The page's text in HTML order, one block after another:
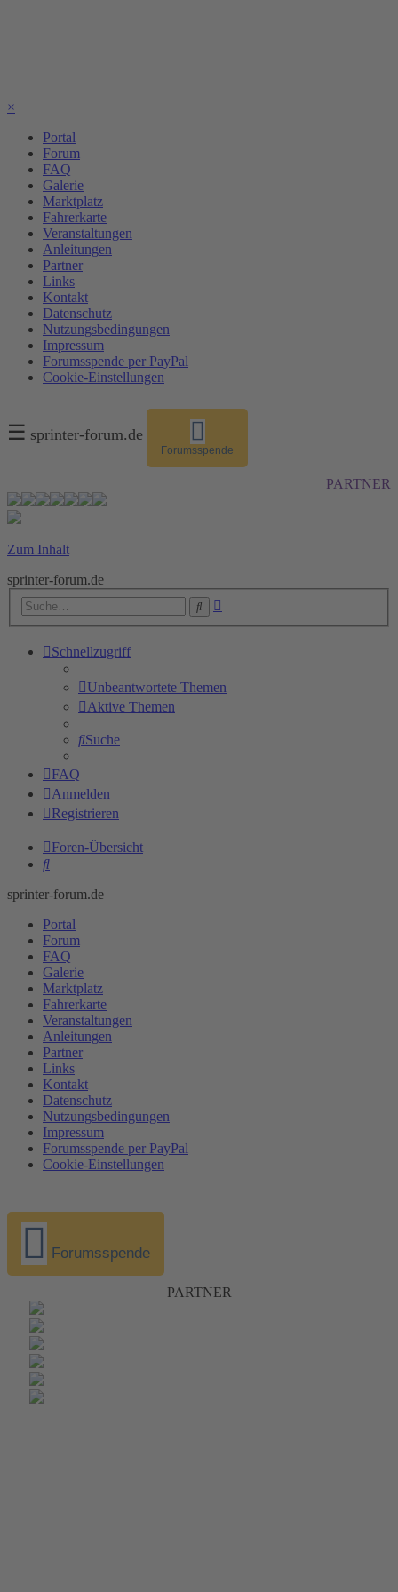
×
Portal
Forum
FAQ
Galerie
Marktplatz
Fahrerkarte
Veranstaltungen
Anleitungen
Partner
Links
Kontakt
Datenschutz
Nutzungsbedingungen
Impressum
Forumsspende per PayPal
Cookie-Einstellungen
☰ sprinter-forum.de
Forumsspende
PARTNER
Zum Inhalt
sprinter-forum.de
Suche
Schnellzugriff
Unbeantwortete Themen
Aktive Themen
Suche
FAQ
Anmelden
Registrieren
Foren-Übersicht
Suche
sprinter-forum.de
Portal
Forum
FAQ
Galerie
Marktplatz
Fahrerkarte
Veranstaltungen
Anleitungen
Partner
Links
Kontakt
Datenschutz
Nutzungsbedingungen
Impressum
Forumsspende per PayPal
Cookie-Einstellungen
Forumsspende
PARTNER